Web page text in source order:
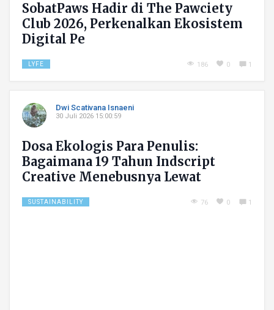
SobatPaws Hadir di The Pawciety
Club 2026, Perkenalkan Ekosistem
Digital Pe
LYFE 186 0 1
Dwi Scativana Isnaeni
30 Juli 2026 15:00:59
Dosa Ekologis Para Penulis:
Bagaimana 19 Tahun Indscript
Creative Menebusnya Lewat
SUSTAINABILITY 76 0 1